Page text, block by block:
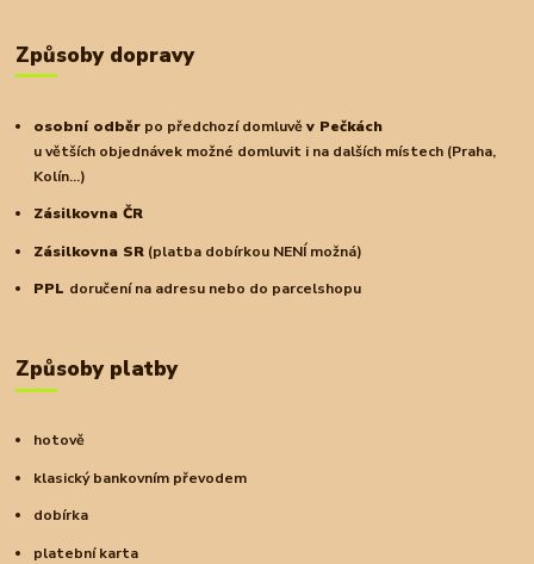
Způsoby dopravy
osobní odběr po předchozí domluvěv Pečkách
u větších objednávek možné domluvit i na dalších místech (Praha,
Kolín...)
Zásilkovna ČR
Zásilkovna SR (platba dobírkou NENÍ možná)
PPL doručení na adresu nebo do parcelshopu
Způsoby platby
hotově
klasický bankovním převodem
dobírka
platební karta